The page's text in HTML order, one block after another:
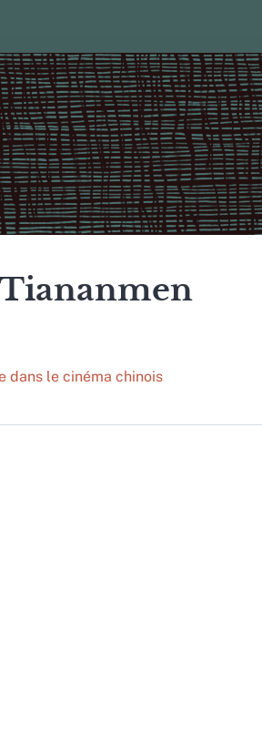
dans le cinéma chinois